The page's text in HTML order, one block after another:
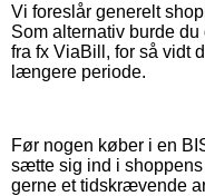
Vi foreslår generelt
Som alternativ burde
fra fx ViaBill, for så vidt
længere periode.
Før nogen køber i en
sætte sig ind i
gerne et tidskrævende